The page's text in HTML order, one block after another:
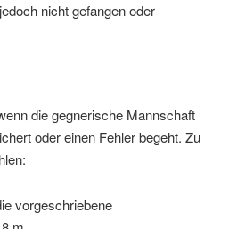
nicht gefangen oder
die gegnerische Mannschaft
oder einen Fehler begeht. Zu
vorgeschriebene